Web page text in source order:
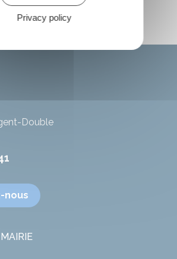
Double
nous
Privacy policy